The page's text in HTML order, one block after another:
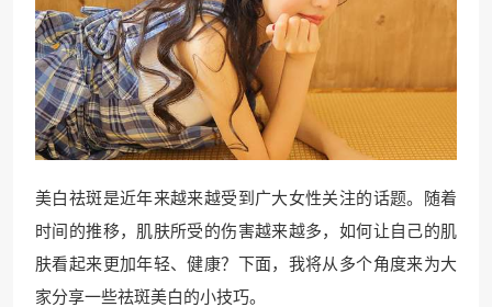
美白祛斑是近年来越来越受到广大女性关注的话题。随着
时间的推移，肌肤所受的伤害越来越多，如何让自己的肌
肤看起来更加年轻、健康？下面，我将从多个角度来为大
家分享一些祛斑美白的小技巧。